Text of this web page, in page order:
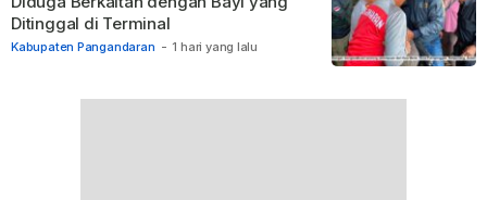
Kabupaten Pangandaran - 1 hari yang lalu
Ditinggal di Terminal